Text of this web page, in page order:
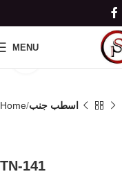
MENU
Click to enlarge
Home اسطب جنب
TN-141